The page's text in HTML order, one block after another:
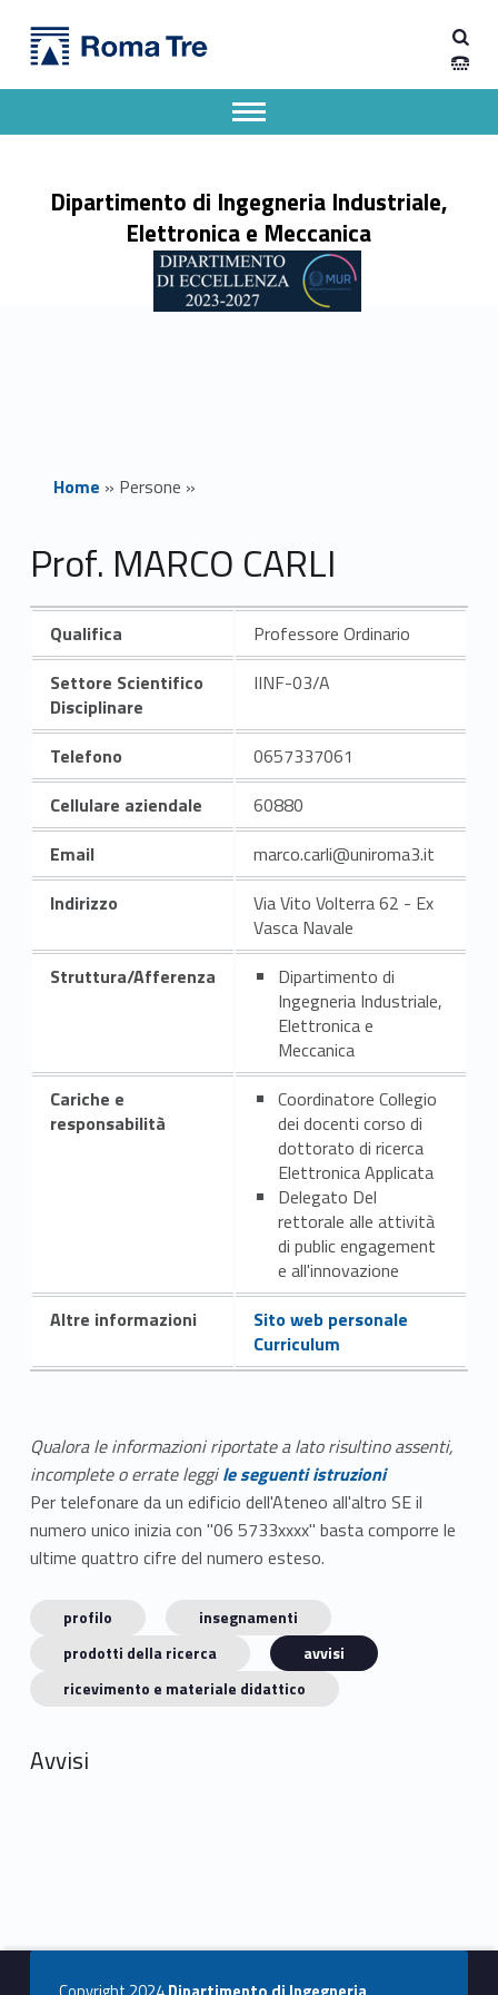
Prof. MARCO CARLI - Dipartimento di Ingegneria Industriale, Elettronica e Meccanica
Dipartimento di Ingegneria Industriale, Elettronica e Meccanica dell'Università degli Studi Roma Tre
Dipartimento di Ingegneria Industriale,
Elettronica e Meccanica
Apri il menu secondario
Header info sidebar
Home » Persone »
Prof. MARCO CARLI
Qualifica
Professore Ordinario
Settore Scientifico
Disciplinare
IINF-03/A
Telefono
0657337061
Cellulare aziendale
60880
Email
marco.carli@uniroma3.it
Indirizzo
Via Vito Volterra 62 - Ex
Vasca Navale
Struttura/Afferenza
Dipartimento di
Ingegneria Industriale,
Elettronica e
Meccanica
Cariche e
responsabilità
Coordinatore Collegio
dei docenti corso di
dottorato di ricerca
Elettronica Applicata
Delegato Del
rettorale alle attività
di public engagement
e all'innovazione
Altre informazioni
Sito web personale
Curriculum
Qualora le informazioni riportate a lato risultino assenti,
incomplete o errate leggile seguenti istruzioni
Per telefonare da un edificio dell'Ateneo all'altro SE il
numero unico inizia con "06 5733xxxx" basta comporre le
ultime quattro cifre del numero esteso.
profilo
insegnamenti
prodotti della ricerca
avvisi
ricevimento e materiale didattico
Avvisi